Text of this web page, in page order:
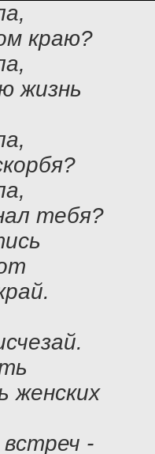
краю?
жизнь
тебя?
женских
-